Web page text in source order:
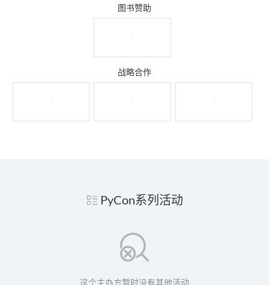
图书赞助
战略合作
PyCon系列活动
这个主办方暂时没有其他活动